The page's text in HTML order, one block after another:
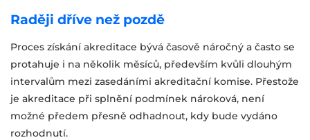
Raději dříve než pozdě
Proces získání akreditace bývá časově náročný a často se
protahuje i na několik měsíců, především kvůli dlouhým
intervalům mezi zasedáními akreditační komise. Přestože
je akreditace při splnění podmínek nároková, není
možné předem přesně odhadnout, kdy bude vydáno
rozhodnutí.